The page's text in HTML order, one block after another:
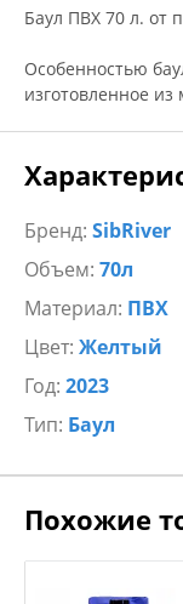
Баул ПВХ 70 л. от
Особенностью
изготовленное
Бренд: SibRiver
Объем: 70л
Материал: ПВХ
Цвет: Желтый
Год: 2023
Тип: Баул
Похожие